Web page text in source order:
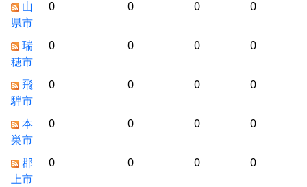
山
県市
0 0 0 0
瑞
穂市
0 0 0 0
飛
騨市
0 0 0 0
本
巣市
0 0 0 0
郡
上市
0 0 0 0